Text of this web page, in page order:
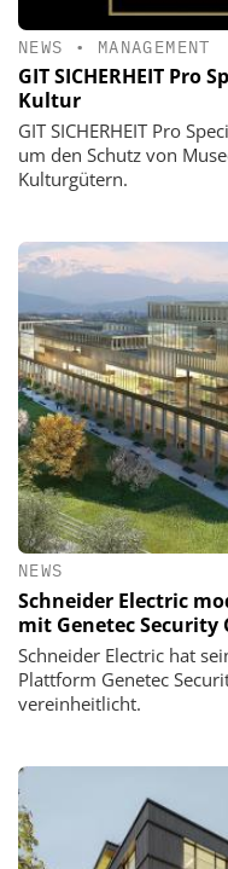
NEWS • MANAGEMENT
GIT SICHERHEIT Pro
Kultur
GIT SICHERHEIT Pro
um den Schutz von
Kulturgütern.
NEWS
Schneider Electric
mit Genetec Security
Schneider Electric hat
Plattform Genetec
vereinheitlicht.